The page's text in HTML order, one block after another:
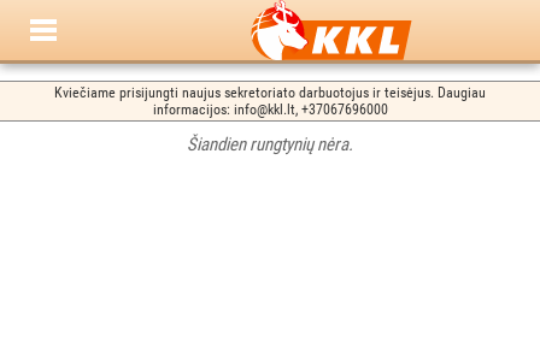
Kviečiame prisijungti naujus sekretoriato darbuotojus ir teisėjus. Daugiau
informacijos: info@kkl.lt, +37067696000
Šiandien rungtynių nėra.